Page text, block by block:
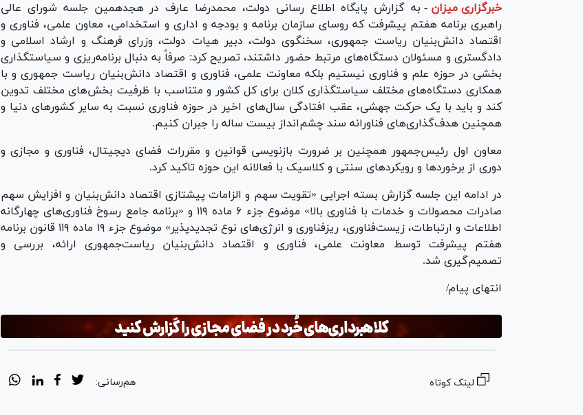
خبرگزاری میزان - به گزارش پایگاه اطلاع رسانی دولت، محمدرضا عارف در هجدهمین جلسه شورای عالی
راهبری برنامه هفتم پیشرفت که روسای سازمان برنامه و بودجه و اداری و استخدامی، معاون علمی، فناوری و
اقتصاد دانش‌بنیان ریاست جمهوری، سخنگوی دولت، دبیر هیات دولت، وزرای فرهنگ و ارشاد اسلامی و
دادگستری و مسئولان دستگاه‌های مرتبط حضور داشتند، تصریح کرد: صرفاً به دنبال برنامه‌ریزی و سیاستگذاری
بخشی در حوزه علم و فناوری نیستیم بلکه معاونت علمی، فناوری و اقتصاد دانش‌بنیان ریاست جمهوری و با
همکاری دستگاه‌های مختلف سیاستگذاری کلان برای کل کشور و متناسب با ظرفیت بخش‌های مختلف تدوین
کند و باید با یک حرکت جهشی، عقب افتادگی سال‌های اخیر در حوزه فناوری نسبت به سایر کشور‌های دنیا و
همچنین هدف‌گذاری‌های فناورانه سند چشم‌انداز بیست ساله را جبران کنیم.
معاون اول رئیس‌جمهور همچنین بر ضرورت بازنویسی قوانین و مقررات فضای دیجیتال، فناوری و مجازی و
دوری از برخورد‌ها و رویکرد‌های سنتی و کلاسیک با فعالانه این حوزه تاکید کرد.
در ادامه این جلسه گزارش بسته اجرایی «تقویت سهم و الزامات پیشتازی اقتصاد دانش‌بنیان و افزایش سهم
صادرات محصولات و خدمات با فناوری بالا» موضوع جزء ۶ ماده ۱۱۹ و «برنامه جامع رسوخ فناوری‌های چهارگانه
اطلاعات و ارتباطات، زیست‌فناوری، ریزفناوری و انرژی‌های نوع تجدیدپذیر» موضوع جزء ۱۹ ماده ۱۱۹ قانون برنامه
هفتم پیشرفت توسط معاونت علمی، فناوری و اقتصاد دانش‌بنیان ریاست‌جمهوری ارائه، بررسی و
تصمیم‌گیری شد.
انتهای پیام/
لینک کوتاه هم‌رسانی: